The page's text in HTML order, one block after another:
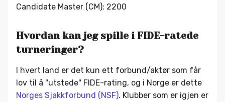
Candidate Master (CM): 2200
Hvordan kan jeg spille i FIDE-ratede
turneringer?
I hvert land er det kun ett forbund/aktør som får
lov til å "utstede" FIDE-rating, og i Norge er dette
Norges Sjakkforbund (NSF). Klubber som er igjen er